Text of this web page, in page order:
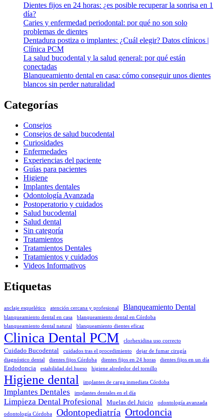
Dientes fijos en 24 horas: ¿es posible recuperar la sonrisa en 1
día?
Caries y enfermedad periodontal: por qué no son solo
problemas de dientes
Dentadura postiza o implantes: ¿Cuál elegir? Datos clínicos |
Clínica PCM
La salud bucodental y la salud general: por qué están
conectadas
Blanqueamiento dental en casa: cómo conseguir unos dientes
blancos sin perder naturalidad
Categorías
Consejos
Consejos de salud bucodental
Curiosidades
Enfermedades
Experiencias del paciente
Guías para pacientes
Higiene
Implantes dentales
Odontología Avanzada
Postoperatorio y cuidados
Salud bucodental
Salud dental
Sin categoría
Tratamientos
Tratamientos Dentales
Tratamientos y cuidados
Videos Informativos
Etiquetas
anclaje esquelético atención cercana y profesional Blanqueamiento Dental
blanqueamiento dental en casa
blanqueamiento dental en Córdoba
blanqueamiento dental natural
blanqueamiento dientes eficaz
Clinica Dental PCM clorhexidina uso correcto
Cuidado Bucodental cuidados tras el procedimiento
dejar de fumar cirugía
diagnóstico dental
dientes fijos Córdoba dientes fijos en 24 horas dientes fijos en un día
Endodoncia estabilidad del hueso higiene alrededor del tornillo
Higiene dental implantes de carga inmediata Córdoba
Implantes Dentales implantes dentales en el día
Limpieza Dental Profesional Muelas del Juicio odontología avanzada
odontología Córdoba Odontopediatría Ortodoncia